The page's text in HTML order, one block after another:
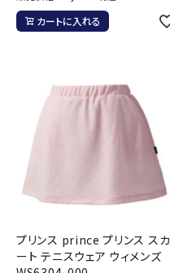
カートに入れる
プリンス prince プリンス スカ
ート テニスウェア ウィメンズ